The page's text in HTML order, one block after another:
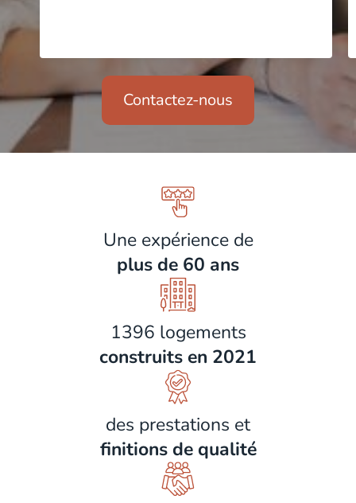
Contactez-nous
Une expérience de
plus de 60 ans
1396 logements
construits en 2021
des prestations et
finitions de qualité